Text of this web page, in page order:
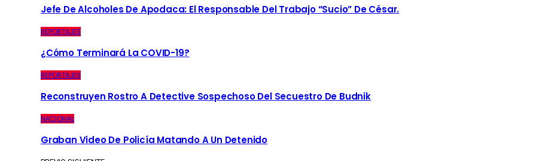
Jefe De Alcoholes De Apodaca: El Responsable Del Trabajo “sucio” De César.
REPORTAJES
¿Cómo Terminará La COVID-19?
REPORTAJES
Reconstruyen Rostro A Detective Sospechoso Del Secuestro De Budnik
NACIONAL
Graban Video De Policía Matando A Un Detenido